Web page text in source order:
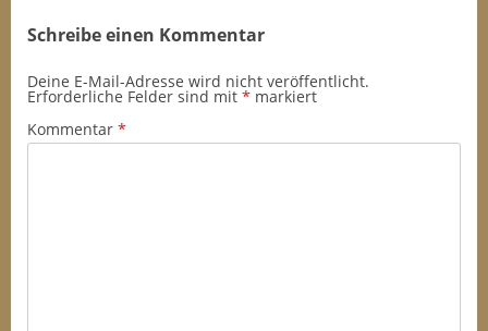
Schreibe einen Kommentar
Deine E-Mail-Adresse wird nicht veröffentlicht.
Erforderliche Felder sind mit * markiert
Kommentar *